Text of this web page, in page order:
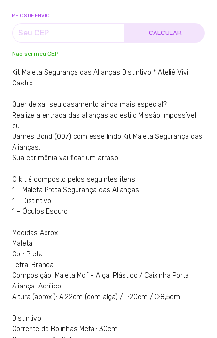
MEIOS DE ENVIO
CALCULAR
Não sei meu CEP
Kit Maleta Segurança das Alianças Distintivo * Ateliê Vivi
Castro
Quer deixar seu casamento ainda mais especial?
Realize a entrada das alianças ao estilo Missão Impossível
ou
James Bond (007) com esse lindo Kit Maleta Segurança das
Alianças.
Sua cerimônia vai ficar um arraso!
O kit é composto pelos seguintes itens:
1 – Maleta Preta Segurança das Alianças
1 – Distintivo
1 – Óculos Escuro
Medidas Aprox.:
Maleta
Cor: Preta
Letra: Branca
Composição: Maleta Mdf – Alça: Plástico / Caixinha Porta
Aliança: Acrílico
Altura (aprox.): A:22cm (com alça) / L:20cm / C:8,5cm
Distintivo
Corrente de Bolinhas Metal: 30cm